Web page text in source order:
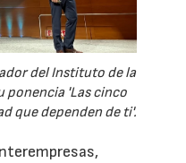
del Instituto de la
ponencia 'Las cinco
que dependen de ti'.